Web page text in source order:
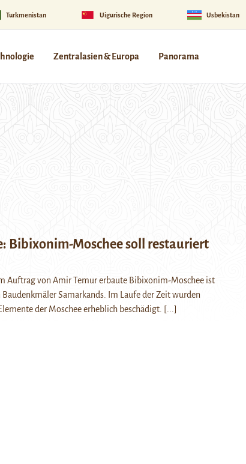
Turkmenistan Uigurische Region Usbekistan
Zentralasien & Europa Panorama
Bibixonim-Moschee soll restauriert
Auftrag von Amir Temur erbaute Bibixonim-Moschee ist
Samarkands. Im Laufe der Zeit wurden
der Moschee erheblich beschädigt. [...]